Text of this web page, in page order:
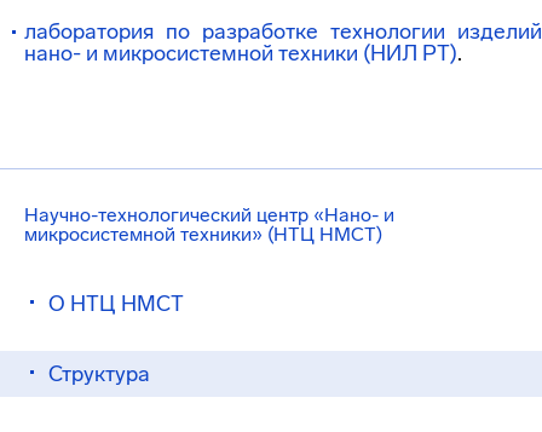
Научно-технологический центр «Нано- и
микросистемной техники» (НТЦ НМСТ)
О НТЦ НМСТ
Структура
лаборатория по разработке технологии изделий
нано- и микросистемной техники (НИЛ РТ).